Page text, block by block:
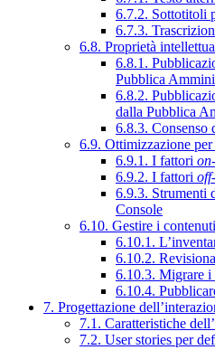
6.7.2. Sottotitoli
6.7.3.
6.8. Proprietà
6.8.1.
Pubblica
6.8.2.
dalla Pubblica
6.8.3. Consenso
6.9. Ottimizzazione
6.9.1. I fattori
6.9.2. I fattori
6.9.3. Strumenti
Console
6.10. Gestire i contenuti
6.10.1.
6.10.2.
6.10.3. Migrare i
6.10.4.
7. Progettazione
7.1. Caratteristiche
7.2. User stories per